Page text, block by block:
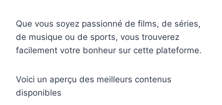
Que vous soyez passionné de films, de séries,
de musique ou de sports, vous trouverez
facilement votre bonheur sur cette plateforme.
Voici un aperçu des meilleurs contenus
disponibles